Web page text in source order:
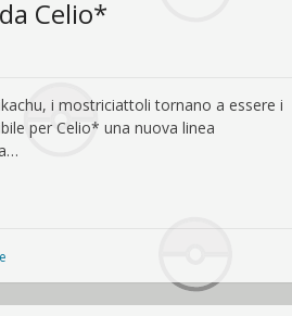
Celio*
i mostriciattoli tornano a essere i
per Celio* una nuova linea